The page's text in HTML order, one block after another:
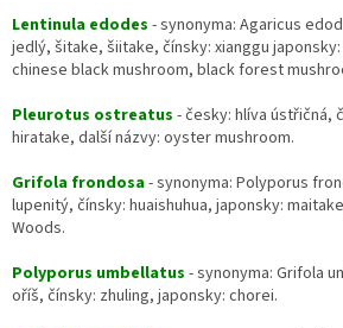
s
u
Lentinula edodes - synonyma: Agaricus
jedlý, šitake, šiitake, čínsky: xianggu
chinese black mushroom, black forest
Pleurotus ostreatus - česky: hlíva ústřičná,
hiratake, další názvy: oyster mushroom.
Grifola frondosa- synonyma: Polyporus
lupenitý, čínsky: huaishuhua, japonsky:
Woods.
Polyporus umbellatus - synonyma: Grifola
oříš, čínsky: zhuling, japonsky: chorei.